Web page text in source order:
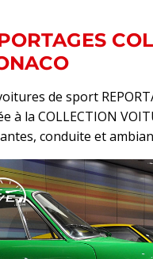
de sport
à la COLLECTION
conduite et